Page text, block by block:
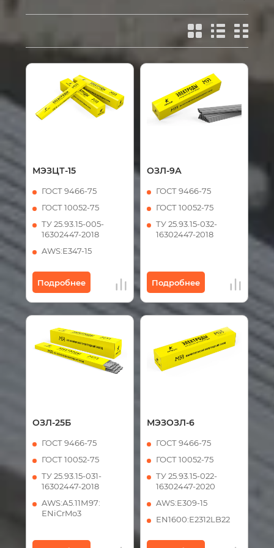
МЭЗЦТ-15
ГОСТ 9466-75
ГОСТ 10052-75
ТУ 25.93.15-005-
16302447-2018
AWS:Е347-15
Подробнее
ОЗЛ-9А
ГОСТ 9466-75
ГОСТ 10052-75
ТУ 25.93.15-032-
16302447-2018
Подробнее
ОЗЛ-25Б
ГОСТ 9466-75
ГОСТ 10052-75
ТУ 25.93.15-031-
16302447-2018
AWS:А5.11М97:
ЕNiCrMo3
МЭЗОЗЛ-6
ГОСТ 9466-75
ГОСТ 10052-75
ТУ 25.93.15-022-
16302447-2020
AWS:Е309-15
ЕN1600:Е2312LB22